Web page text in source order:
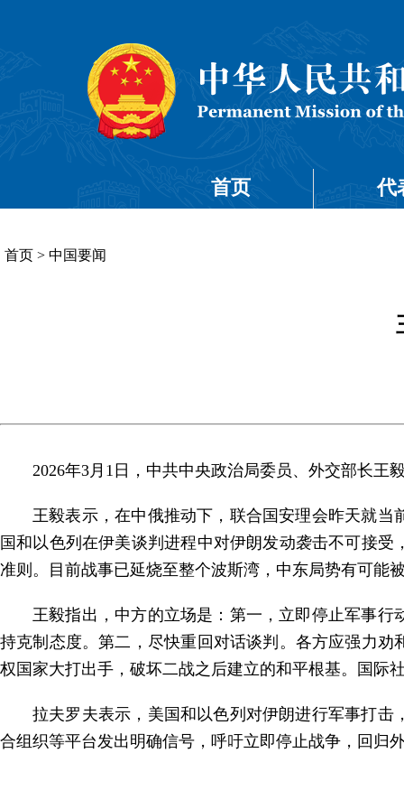
首页 代
首页 > 中国要闻
2026年3月1日，中共中央政治局委员、外交部长王
王毅表示，在中俄推动下，联合国安理会昨天就
国和以色列在伊美谈判进程中对伊朗发动袭击不可接
准则。目前战事已延烧至整个波斯湾，中东局势有可能
王毅指出，中方的立场是：第一，立即停止军事
持克制态度。第二，尽快重回对话谈判。各方应强力
权国家大打出手，破坏二战之后建立的和平根基。国际
拉夫罗夫表示，美国和以色列对伊朗进行军事打
合组织等平台发出明确信号，呼吁立即停止战争，回归